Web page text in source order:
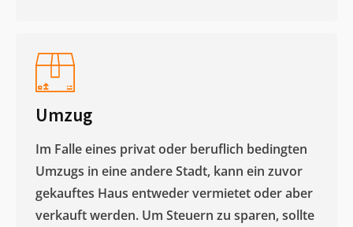
Umzug
Im Falle eines privat oder beruflich bedingten
Umzugs in eine andere Stadt, kann ein zuvor
gekauftes Haus entweder vermietet oder aber
verkauft werden. Um Steuern zu sparen, sollte